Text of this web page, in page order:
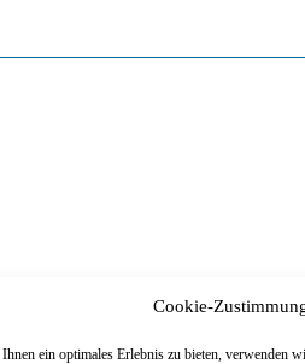
Cookie-
ein optimales Erlebnis zu bieten, verwenden